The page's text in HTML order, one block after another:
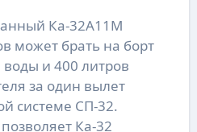
Ка-32А11М
может брать на борт
и 400 литров
за один вылет
системе СП-32.
Ка-32